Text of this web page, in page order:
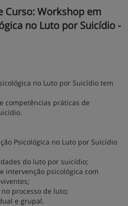
Curso: Workshop em
no Luto por Suicídio -
no Luto por Suicídio tem
competências práticas de
Psicológica no Luto por Suicídio
do luto por suicídio;
intervenção psicológica com
processo de luto;
e grupal.